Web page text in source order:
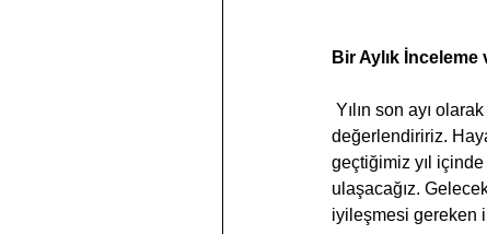
Bir Aylık
değerlendiririz.
geçtiğimiz yıl
ulaşacağız.
iyileşmesi gereken